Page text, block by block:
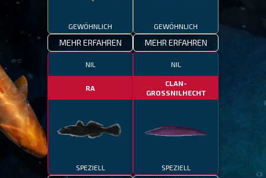
GEWÖHNLICH
MEHR ERFAHREN
GEWÖHNLICH
MEHR ERFAHREN
NIL
RA
SPEZIELL
NIL
CLAN-
GROSSNILHECHT
SPEZIELL